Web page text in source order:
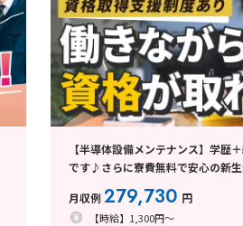
【半導体設備メンテナンス】学歴
です♪さらに寮費無料で安心の新生
月収例279,730 円
【時給】1,300円～